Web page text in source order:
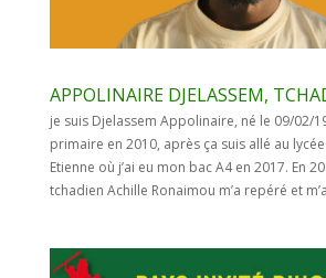
APPOLINAIRE DJELASSEM,
je suis Djelassem Appolinaire, né le 09/02/
primaire en 2010, après ça suis allé au
Etienne où j’ai eu mon bac A4 en 2017. En
tchadien Achille Ronaimou m’a repéré et